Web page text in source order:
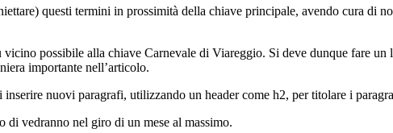
questi termini in prossimità della chiave principale, avendo cura
possibile alla chiave Carnevale di Viareggio. Si deve dunque fare
importante nell’articolo.
nuovi paragrafi, utilizzando un header come h2, per titolare i
vedranno nel giro di un mese al massimo.